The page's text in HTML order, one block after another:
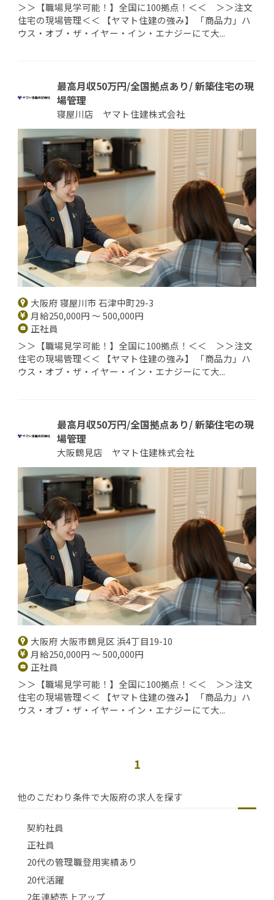
＞＞【職場見学可能！】全国に100拠点！＜＜ ＞＞注文
住宅の現場管理＜＜ 【ヤマト住建の強み】 「商品力」ハ
ウス・オブ・ザ・イヤー・イン・エナジーにて大...
最高月収50万円/全国拠点あり/ 新築住宅の現
場管理
寝屋川店 ヤマト住建株式会社
大阪府 寝屋川市 石津中町29-3
月給250,000円 ～ 500,000円
正社員
＞＞【職場見学可能！】全国に100拠点！＜＜ ＞＞注文
住宅の現場管理＜＜ 【ヤマト住建の強み】 「商品力」ハ
ウス・オブ・ザ・イヤー・イン・エナジーにて大...
最高月収50万円/全国拠点あり/ 新築住宅の現
場管理
大阪鶴見店 ヤマト住建株式会社
大阪府 大阪市鶴見区 浜4丁目19-10
月給250,000円 ～ 500,000円
正社員
＞＞【職場見学可能！】全国に100拠点！＜＜ ＞＞注文
住宅の現場管理＜＜ 【ヤマト住建の強み】 「商品力」ハ
ウス・オブ・ザ・イヤー・イン・エナジーにて大...
1
他のこだわり条件で大阪府の求人を探す
契約社員
正社員
20代の管理職登用実績あり
20代活躍
2年連続売上アップ